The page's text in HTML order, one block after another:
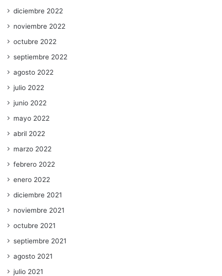
diciembre 2022
noviembre 2022
octubre 2022
septiembre 2022
agosto 2022
julio 2022
junio 2022
mayo 2022
abril 2022
marzo 2022
febrero 2022
enero 2022
diciembre 2021
noviembre 2021
octubre 2021
septiembre 2021
agosto 2021
julio 2021